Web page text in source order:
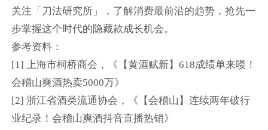
关注「刀法研究所」，了解消费最前沿的趋势，抢先一
步掌握这个时代的隐藏款成长机会。
参考资料：
[1] 上海市柯桥商会，《【黄酒赋新】618成绩单来喽！
会稽山爽酒热卖5000万》
[2] 浙江省酒类流通协会，《【会稽山】连续两年破行
业纪录！会稽山爽酒抖音直播热销》